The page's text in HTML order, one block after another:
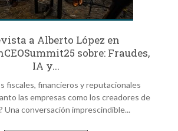
a Alberto López en
sobre: Fraudes,
IA y...
fiscales, financieros y reputacionales
las empresas como los creadores de
Una conversación imprescindible...